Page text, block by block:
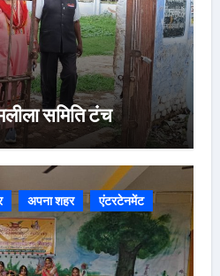
समिति टंच
अपना शहर
एंटरटेनमेंट